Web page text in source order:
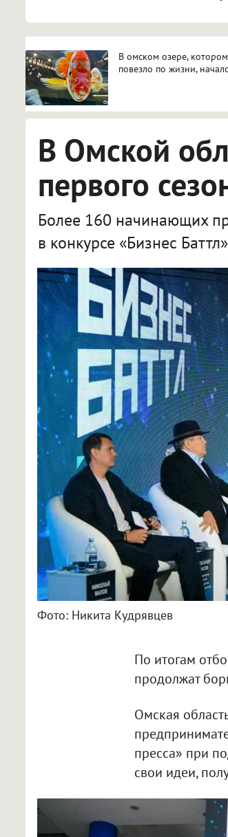
В омском озере,
повезло по жизни,
В Омской
первого
Более 160 начинающих
в конкурсе «Бизнес
Фото: Никита Кудрявцев
По итогам
продолжат
Омская
пресса» при
свои идеи,